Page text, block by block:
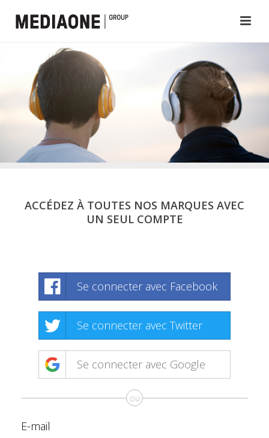
ACCÉDEZ À TOUTES NOS MARQUES AVEC
UN SEUL COMPTE
Se connecter avec Facebook
Se connecter avec Twitter
Se connecter avec Google
ou
E-mail